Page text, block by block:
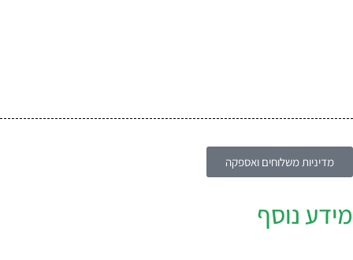
מדיניות משלוחים ואספקה
מידע נוסף